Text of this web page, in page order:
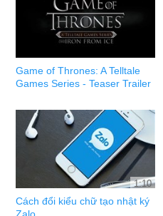
Game of Thrones: A Telltale
Games Series - Teaser Trailer
1:10
Cách đổi kiểu chữ tạo nhật ký